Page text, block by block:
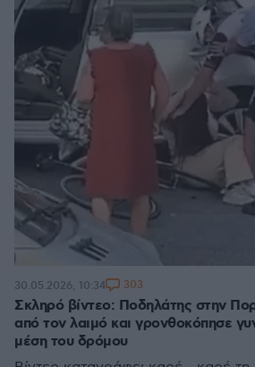
Σκληρό βίντεο: Ποδηλάτης στην
από τον λαιμό και γρονθοκόπησε
μέση του δρόμου
30.05.2026, 10:34 303